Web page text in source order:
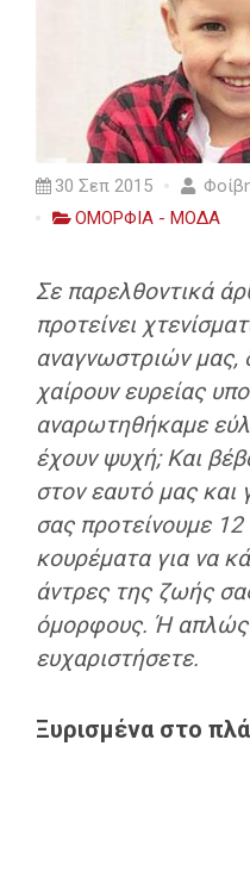
30 Σεπ 2015
ΟΜΟΡΦΙΑ - ΜΟΔΑ
Σε παρελθοντικά
προτείνει
αναγνωστριών μας,
χαίρουν ευρείας
αναρωτηθήκαμε
έχουν ψυχή; Και
στον εαυτό μας και
σας προτείνουμε 12
κουρέματα για να
άντρες της ζωής
όμορφους. Ή απλώς
ευχαριστήσετε.
Ξυρισμένα στο